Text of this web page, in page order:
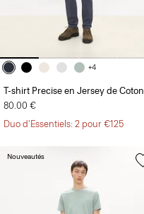
+4
T-shirt Precise en Jersey de Coton
80.00 €
Duo d'Essentiels: 2 pour €125
Nouveautés